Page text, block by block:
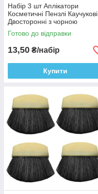
Набір 3 шт Аплікатори
Косметичні Пензлі Каучукові
Двосторонні з чорною
Ручкою, Аксесуари для
Макіяжу
Готово до відправки
13,50 ₴/набір
Купити